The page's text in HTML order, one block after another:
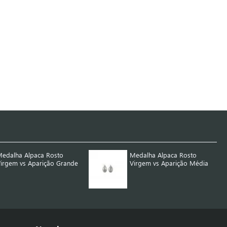
Alpaca Rosto
vs Aparição Grande
Medalha Alpaca Rosto
Virgem vs Aparição Média